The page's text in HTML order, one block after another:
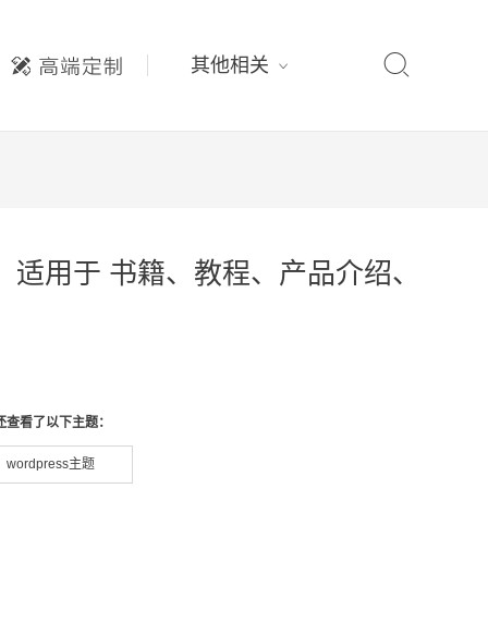
其他相关 
用于 书籍、教程、产品介绍、
看了以下主题：
wordpress主题